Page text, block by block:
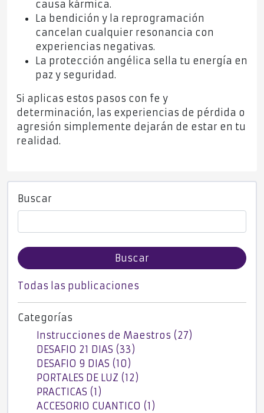
causa kármica.
La bendición y la reprogramación
cancelan cualquier resonancia con
experiencias negativas.
La protección angélica sella tu energía en
paz y seguridad.
Si aplicas estos pasos con fe y
determinación, las experiencias de pérdida o
agresión simplemente dejarán de estar en tu
realidad.
Buscar
Buscar
Todas las publicaciones
Categorías
Instrucciones de Maestros (27)
DESAFIO 21 DIAS (33)
DESAFIO 9 DIAS (10)
PORTALES DE LUZ (12)
PRACTICAS (1)
ACCESORIO CUANTICO (1)